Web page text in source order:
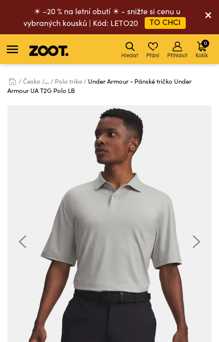
☀ –20 % na letní obutí ☀ - snižte si cenu u
vybraných kousků | Kód: LETO20
TO CHCI
Hledat Přání Přihlásit Košík
0
Česko ... Polo trika
Under Armour - Pánské tričko Under
Armour UA T2G Polo LB